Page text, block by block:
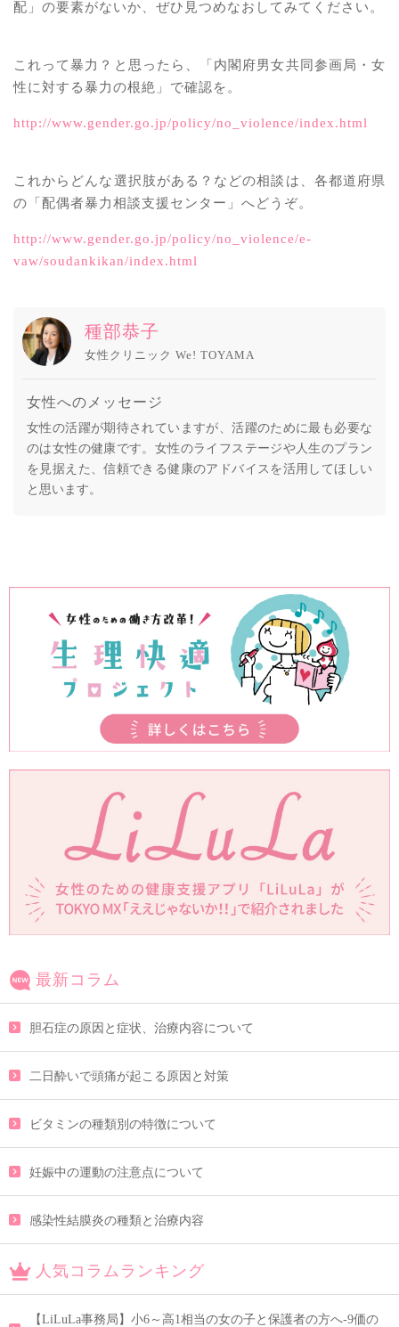
配」の要素がないか、ぜひ見つめなおしてみてください。
これって暴力？と思ったら、「内閣府男女共同参画局・女
性に対する暴力の根絶」で確認を。
http://www.gender.go.jp/policy/no_violence/index.html
これからどんな選択肢がある？などの相談は、各都道府県
の「配偶者暴力相談支援センター」へどうぞ。
http://www.gender.go.jp/policy/no_violence/e-
vaw/soudankikan/index.html
種部恭子
女性クリニック We! TOYAMA
女性へのメッセージ
女性の活躍が期待されていますが、活躍のために最も必要な
のは女性の健康です。女性のライフステージや人生のプラン
を見据えた、信頼できる健康のアドバイスを活用してほしい
と思います。
最新コラム
胆石症の原因と症状、治療内容について
二日酔いで頭痛が起こる原因と対策
ビタミンの種類別の特徴について
妊娠中の運動の注意点について
感染性結膜炎の種類と治療内容
人気コラムランキング
【LiLuLa事務局】小6～高1相当の女の子と保護者の方へ-9価の